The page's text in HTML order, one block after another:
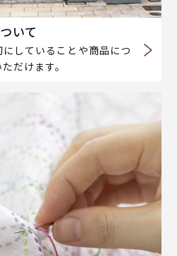
いて
していることや商品につ
だけます。